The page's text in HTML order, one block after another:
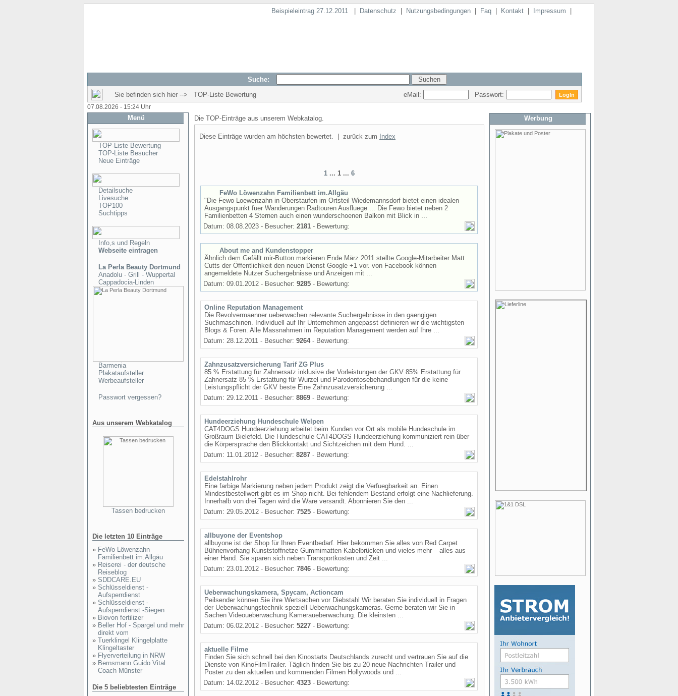
Beispieleintrag 27.12.2011 Datenschutz Nutzungsbedingungen Faq Kontakt Impressum
Suche:
Sie befinden sich hier --> TOP-Liste Bewertung
eMail: Passwort:
07.08.2026 - 15:24 Uhr
Menü
TOP-Liste Bewertung
TOP-Liste Besucher
Neue Einträge
Detailsuche
Livesuche
TOP100
Suchtipps
Info,s und Regeln
Webseite eintragen
La Perla Beauty Dortmund
Anadolu - Grill - Wuppertal
Cappadocia-Linden
Barmenia
Plakataufsteller
Werbeaufsteller
Passwort vergessen?
Aus unserem Webkatalog
Tassen bedrucken
Die letzten 10 Einträge
» FeWo Löwenzahn
Familienbett im.Allgäu
» Reiserei - der deutsche
Reiseblog
» SDDCARE.EU
» Schlüsseldienst -
Aufsperrdienst
» Schlüsseldienst -
Aufsperrdienst -Siegen
» Biovon fertilizer
» Beller Hof - Spargel und mehr
direkt vom
» Tuerklingel Klingelplatte
Klingeltaster
» Flyerverteilung in NRW
» Bernsmann Guido Vital
Coach Münster
Die 5 beliebtesten Einträge
Die TOP-Einträge aus unserem Webkatalog.
Diese Einträge wurden am höchsten bewertet. | zurück zum Index
1... 1 ... 6
FeWo Löwenzahn Familienbett im.Allgäu
"Die Fewo Loewenzahn in Oberstaufen im Ortsteil Wiedemannsdorf bietet einen idealen
Ausgangspunkt fuer Wanderungen Radtouren Ausfluege ... Die Fewo bietet neben 2
Familienbetten 4 Sternen auch einen wunderschoenen Balkon mit Blick in ...
Datum: 08.08.2023 - Besucher: 2181 - Bewertung:
About me and Kundenstopper
Ähnlich dem Gefällt mir-Button markieren Ende März 2011 stellte Google-Mitarbeiter Matt
Cutts der Öffentlichkeit den neuen Dienst Google +1 vor. von Facebook können
angemeldete Nutzer Suchergebnisse und Anzeigen mit ...
Datum: 09.01.2012 - Besucher: 9285 - Bewertung:
Online Reputation Management
Die Revolvermaenner ueberwachen relevante Suchergebnisse in den gaengigen
Suchmaschinen. Individuell auf Ihr Unternehmen angepasst definieren wir die wichtigsten
Blogs & Foren. Alle Massnahmen im Reputation Management werden auf Ihre ...
Datum: 28.12.2011 - Besucher: 9264- Bewertung:
Zahnzusatzversicherung Tarif ZG Plus
85 % Erstattung für Zahnersatz inklusive der Vorleistungen der GKV 85% Erstattung für
Zahnersatz 85 % Erstattung für Wurzel und Parodontosebehandlungen für die keine
Leistungspflicht der GKV beste Eine Zahnzusatzversicherung ...
Datum: 29.12.2011 - Besucher: 8869 - Bewertung:
Hundeerziehung Hundeschule Welpen
CAT4DOGS Hundeerziehung arbeitet beim Kunden vor Ort als mobile Hundeschule im
Großraum Bielefeld. Die Hundeschule CAT4DOGS Hundeerziehung kommuniziert rein über
die Körpersprache den Blickkontakt und Sichtzeichen mit dem Hund. ...
Datum: 11.01.2012 - Besucher: 8287 - Bewertung:
Edelstahlrohr
Eine farbige Markierung neben jedem Produkt zeigt die Verfuegbarkeit an. Einen
Mindestbestellwert gibt es im Shop nicht. Bei fehlendem Bestand erfolgt eine Nachlieferung.
Innerhalb von drei Tagen wird die Ware versandt. Abonnieren Sie den ...
Datum: 29.05.2012 - Besucher: 7525 - Bewertung:
allbuyone der Eventshop
allbuyone ist der Shop für Ihren Eventbedarf. Hier bekommen Sie alles von Red Carpet
Bühnenvorhang Kunststoffnetze Gummimatten Kabelbrücken und vieles mehr – alles aus
einer Hand. Sie sparen sich neben Transportkosten und Zeit ...
Datum: 23.01.2012 - Besucher: 7846 - Bewertung:
Ueberwachungskamera, Spycam, Actioncam
Peilsender können Sie ihre Wertsachen vor Diebstahl Wir beraten Sie individuell in Fragen
der Ueberwachungstechnik speziell Ueberwachungskameras. Gerne beraten wir Sie in
Sachen Videoueberwachung Kameraueberwachung. Die kleinsten ...
Datum: 06.02.2012 - Besucher: 5227 - Bewertung:
aktuelle Filme
Finden Sie sich schnell bei den Kinostarts Deutschlands zurecht und vertrauen Sie auf die
Dienste von KinoFilmTrailer. Täglich finden Sie bis zu 20 neue Nachrichten Trailer und
Poster zu den aktuellen und kommenden Filmen Hollywoods und ...
Datum: 14.02.2012 - Besucher: 4323 - Bewertung:
Werbung